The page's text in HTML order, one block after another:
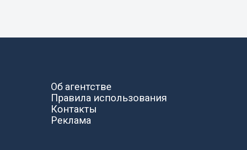
Об агентстве
Правила использования
Контакты
Реклама